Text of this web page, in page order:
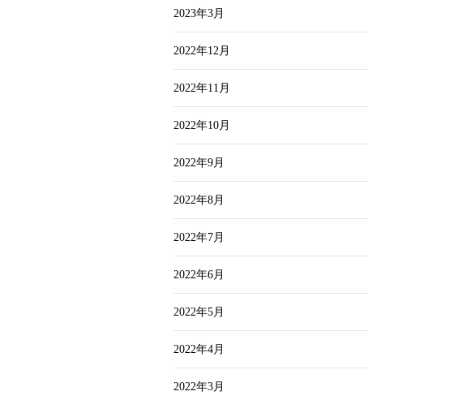
2023年3月
2022年12月
2022年11月
2022年10月
2022年9月
2022年8月
2022年7月
2022年6月
2022年5月
2022年4月
2022年3月